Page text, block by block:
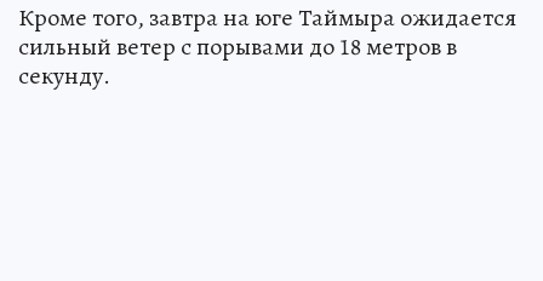
Кроме того, завтра на юге Таймыра ожидается
сильный ветер с порывами до 18 метров в
секунду.